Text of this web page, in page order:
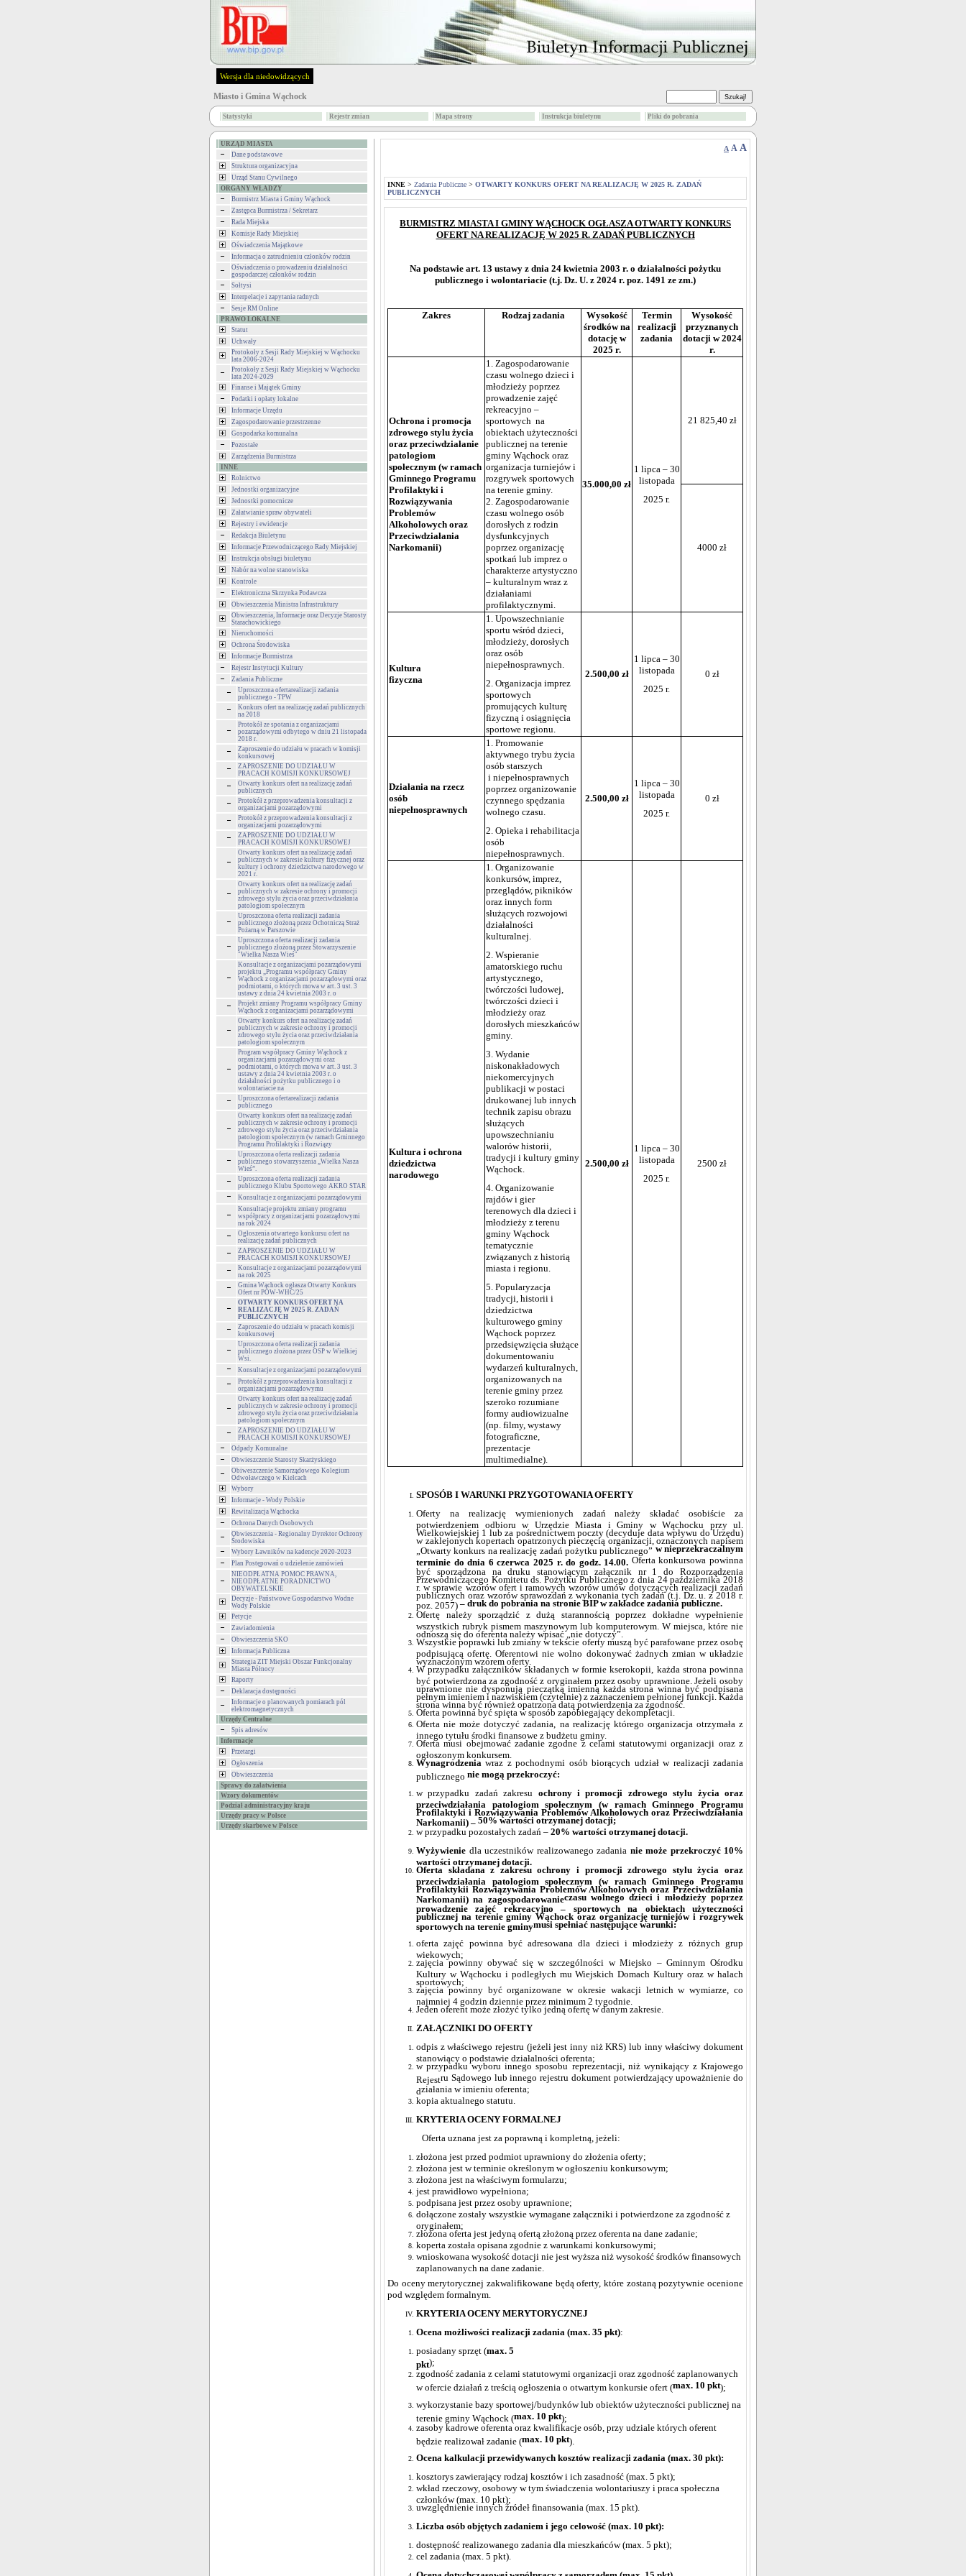
Wersja dla niedowidzących
Miasto i Gmina Wąchock
Statystyki Rejestr zmian Mapa strony Instrukcja biuletynu Pliki do pobrania
URZĄD MIASTA
Dane podstawowe
Struktura organizacyjna
Urząd Stanu Cywilnego
ORGANY WŁADZY
Burmistrz Miasta i Gminy Wąchock
Zastępca Burmistrza / Sekretarz
Rada Miejska
Komisje Rady Miejskiej
Oświadczenia Majątkowe
Informacja o zatrudnieniu członków rodzin
Oświadczenia o prowadzeniu działalności
gospodarczej członków rodzin
Sołtysi
Interpelacje i zapytania radnych
Sesje RM Online
PRAWO LOKALNE
Statut
Uchwały
Protokoły z Sesji Rady Miejskiej w Wąchocku
lata 2006-2024
Protokoły z Sesji Rady Miejskiej w Wąchocku
lata 2024-2029
Finanse i Majątek Gminy
Podatki i opłaty lokalne
Informacje Urzędu
Zagospodarowanie przestrzenne
Gospodarka komunalna
Pozostałe
Zarządzenia Burmistrza
INNE
Rolnictwo
Jednostki organizacyjne
Jednostki pomocnicze
Załatwianie spraw obywateli
Rejestry i ewidencje
Redakcja Biuletynu
Informacje Przewodniczącego Rady Miejskiej
Instrukcja obsługi biuletynu
Nabór na wolne stanowiska
Kontrole
Elektroniczna Skrzynka Podawcza
Obwieszczenia Ministra Infrastruktury
Obwieszczenia, Informacje oraz Decyzje Starosty
Starachowickiego
Nieruchomości
Ochrona Środowiska
Informacje Burmistrza
Rejestr Instytucji Kultury
Zadania Publiczne
Uproszczona ofertarealizacji zadania
publicznego - TPW
Konkurs ofert na realizację zadań publicznych
na 2018
Protokół ze spotania z organizacjami
pozarządowymi odbytego w dniu 21 listopada
2018 r.
Zaproszenie do udziału w pracach w komisji
konkursowej
ZAPROSZENIE DO UDZIAŁU W
PRACACH KOMISJI KONKURSOWEJ
Otwarty konkurs ofert na realizację zadań
publicznych
Protokół z przeprowadzenia konsultacji z
organizacjami pozarządowymi
Protokół z przeprowadzenia konsultacji z
organizacjami pozarządowymi
ZAPROSZENIE DO UDZIAŁU W
PRACACH KOMISJI KONKURSOWEJ
Otwarty konkurs ofert na realizację zadań
publicznych w zakresie kultury fizycznej oraz
kultury i ochrony dziedzictwa narodowego w
2021 r.
Otwarty konkurs ofert na realizację zadań
publicznych w zakresie ochrony i promocji
zdrowego stylu życia oraz przeciwdziałania
patologiom społecznym
Uproszczona oferta realizacji zadania
publicznego złożoną przez Ochotniczą Straż
Pożarną w Parszowie
Uproszczona oferta realizacji zadania
publicznego złożoną przez Stowarzyszenie
"Wielka Nasza Wieś"
Konsultacje z organizacjami pozarządowymi
projektu „Programu współpracy Gminy
Wąchock z organizacjami pozarządowymi oraz
podmiotami, o których mowa w art. 3 ust. 3
ustawy z dnia 24 kwietnia 2003 r. o
Projekt zmiany Programu współpracy Gminy
Wąchock z organizacjami pozarządowymi
Otwarty konkurs ofert na realizację zadań
publicznych w zakresie ochrony i promocji
zdrowego stylu życia oraz przeciwdziałania
patologiom społecznym
Program współpracy Gminy Wąchock z
organizacjami pozarządowymi oraz
podmiotami, o których mowa w art. 3 ust. 3
ustawy z dnia 24 kwietnia 2003 r. o
działalności pożytku publicznego i o
wolontariacie na
Uproszczona ofertarealizacji zadania
publicznego
Otwarty konkurs ofert na realizację zadań
publicznych w zakresie ochrony i promocji
zdrowego stylu życia oraz przeciwdziałania
patologiom społecznym (w ramach Gminnego
Programu Profilaktyki i Rozwiązy
Uproszczona oferta realizacji zadania
publicznego stowarzyszenia „Wielka Nasza
Wieś”.
Uproszczona oferta realizacji zadania
publicznego Klubu Sportowego AKRO STAR
Konsultacje z organizacjami pozarządowymi
Konsultacje projektu zmiany programu
współpracy z organizacjami pozarządowymi
na rok 2024
Ogłoszenia otwartego konkursu ofert na
realizację zadań publicznych
ZAPROSZENIE DO UDZIAŁU W
PRACACH KOMISJI KONKURSOWEJ
Konsultacje z organizacjami pozarządowymi
na rok 2025
Gmina Wąchock ogłasza Otwarty Konkurs
Ofert nr POW-WHC/25
OTWARTY KONKURS OFERT NA
REALIZACJĘ W 2025 R. ZADAŃ
PUBLICZNYCH
Zaproszenie do udziału w pracach komisji
konkursowej
Uproszczona oferta realizacji zadania
publicznego złożona przez OSP w Wielkiej
Wsi.
Konsultacje z organizacjami pozarządowymi
Protokół z przeprowadzenia konsultacji z
organizacjami pozarządowymu
Otwarty konkurs ofert na realizację zadań
publicznych w zakresie ochrony i promocji
zdrowego stylu życia oraz przeciwdziałania
patologiom społecznym
ZAPROSZENIE DO UDZIAŁU W
PRACACH KOMISJI KONKURSOWEJ
Odpady Komunalne
Obwieszczenie Starosty Skarżyskiego
Obiweszczenie Samorządowego Kolegium
Odwoławczego w Kielcach
Wybory
Informacje - Wody Polskie
Rewitalizacja Wąchocka
Ochrona Danych Osobowych
Obwieszczenia - Regionalny Dyrektor Ochrony
Środowiska
Wybory Ławników na kadencje 2020-2023
Plan Postępowań o udzielenie zamówień
NIEODPŁATNA POMOC PRAWNA,
NIEODPŁATNE PORADNICTWO
OBYWATELSKIE
Decyzje - Państwowe Gospodarstwo Wodne
Wody Polskie
Petycje
Zawiadomienia
Obwieszczenia SKO
Informacja Publiczna
Strategia ZIT Miejski Obszar Funkcjonalny
Miasta Północy
Raporty
Deklaracja dostępności
Informacje o planowanych pomiarach pól
elektromagnetycznych
Urzędy Centralne
Spis adresów
Informacje
Przetargi
Ogłoszenia
Obwieszczenia
Sprawy do załatwienia
Wzory dokumentów
Podział administracyjny kraju
Urzędy pracy w Polsce
Urzędy skarbowe w Polsce
A A A
INNE > Zadania Publiczne > OTWARTY KONKURS OFERT NA REALIZACJĘ W 2025 R. ZADAŃ
PUBLICZNYCH
BURMISTRZ MIASTA I GMINY WĄCHOCK OGŁASZA OTWARTY KONKURS
OFERT NA REALIZACJĘ W 2025 R. ZADAŃ PUBLICZNYCH
Na podstawie art. 13 ustawy z dnia 24 kwietnia 2003 r. o działalności pożytku
publicznego i wolontariacie (t.j. Dz. U. z 2024 r. poz. 1491 ze zm.)
Zakres Rodzaj zadania
Wysokość
środków na
dotację w
2025 r.
Termin
realizacji
zadania
Wysokość
przyznanych
dotacji w 2024
r.
Ochrona i promocja
zdrowego stylu życia
oraz przeciwdziałanie
patologiom
społecznym (w ramach
Gminnego Programu
Profilaktyki i
Rozwiązywania
Problemów
Alkoholowych oraz
Przeciwdziałania
Narkomanii)
1. Zagospodarowanie
czasu wolnego dzieci i
młodzieży poprzez
prowadzenie zajęć
rekreacyjno –
sportowych na
obiektach użyteczności
publicznej na terenie
gminy Wąchock oraz
organizacja turniejów i
rozgrywek sportowych
na terenie gminy.
2. Zagospodarowanie
czasu wolnego osób
dorosłych z rodzin
dysfunkcyjnych
poprzez organizację
spotkań lub imprez o
charakterze artystyczno
– kulturalnym wraz z
działaniami
profilaktycznymi.
35.000,00 zł
1 lipca – 30
listopada
2025 r.
21 825,40 zł
4000 zł
Kultura
fizyczna
1. Upowszechnianie
sportu wśród dzieci,
młodzieży, dorosłych
oraz osób
niepełnosprawnych.
2. Organizacja imprez
sportowych
promujących kulturę
fizyczną i osiągnięcia
sportowe regionu.
2.500,00 zł
1 lipca – 30
listopada
2025 r.
0 zł
Działania na rzecz
osób
niepełnosprawnych
1. Promowanie
aktywnego trybu życia
osób starszych
i niepełnosprawnych
poprzez organizowanie
czynnego spędzania
wolnego czasu.
2. Opieka i rehabilitacja
osób
niepełnosprawnych.
2.500,00 zł
1 lipca – 30
listopada
2025 r.
0 zł
Kultura i ochrona
dziedzictwa
narodowego
1. Organizowanie
konkursów, imprez,
przeglądów, pikników
oraz innych form
służących rozwojowi
działalności
kulturalnej.
2. Wspieranie
amatorskiego ruchu
artystycznego,
twórczości ludowej,
twórczości dzieci i
młodzieży oraz
dorosłych mieszkańców
gminy.
3. Wydanie
niskonakładowych
niekomercyjnych
publikacji w postaci
drukowanej lub innych
technik zapisu obrazu
służących
upowszechnianiu
walorów historii,
tradycji i kultury gminy
Wąchock.
4. Organizowanie
rajdów i gier
terenowych dla dzieci i
młodzieży z terenu
gminy Wąchock
tematycznie
związanych z historią
miasta i regionu.
5. Popularyzacja
tradycji, historii i
dziedzictwa
kulturowego gminy
Wąchock poprzez
przedsięwzięcia służące
dokumentowaniu
wydarzeń kulturalnych,
organizowanych na
terenie gminy przez
szeroko rozumiane
formy audiowizualne
(np. filmy, wystawy
fotograficzne,
prezentacje
multimedialne).
2.500,00 zł
1 lipca – 30
listopada
2025 r.
2500 zł
SPOSÓB I WARUNKI PRZYGOTOWANIA OFERTY
Oferty na realizację wymienionych zadań należy składać osobiście za
potwierdzeniem odbioru w Urzędzie Miasta i Gminy w Wąchocku przy ul.
Wielkowiejskiej 1 lub za pośrednictwem poczty (decyduje data wpływu do Urzędu)
w zaklejonych kopertach opatrzonych pieczęcią organizacji, oznaczonych napisem
„Otwarty konkurs na realizację zadań pożytku publicznego” w nieprzekraczalnym
terminie do dnia 6 czerwca 2025 r. do godz. 14.00. Oferta konkursowa powinna
być sporządzona na druku stanowiącym załącznik nr 1 do Rozporządzenia
Przewodniczącego Komitetu ds. Pożytku Publicznego z dnia 24 października 2018
r. w sprawie wzorów ofert i ramowych wzorów umów dotyczących realizacji zadań
publicznych oraz wzorów sprawozdań z wykonania tych zadań (t.j. Dz. u. z 2018 r.
poz. 2057) – druk do pobrania na stronie BIP w zakładce zadania publiczne.
Ofertę należy sporządzić z dużą starannością poprzez dokładne wypełnienie
wszystkich rubryk pismem maszynowym lub komputerowym. W miejsca, które nie
odnoszą się do oferenta należy wpisać „nie dotyczy”.
Wszystkie poprawki lub zmiany w tekście oferty muszą być parafowane przez osobę
podpisującą ofertę. Oferentowi nie wolno dokonywać żadnych zmian w układzie
wyznaczonym wzorem oferty.
W przypadku załączników składanych w formie kserokopii, każda strona powinna
być potwierdzona za zgodność z oryginałem przez osoby uprawnione. Jeżeli osoby
uprawnione nie dysponują pieczątką imienną każda strona winna być podpisana
pełnym imieniem i nazwiskiem (czytelnie) z zaznaczeniem pełnionej funkcji. Każda
strona winna być również opatrzona datą potwierdzenia za zgodność.
Oferta powinna być spięta w sposób zapobiegający dekompletacji.
Oferta nie może dotyczyć zadania, na realizację którego organizacja otrzymała z
innego tytułu środki finansowe z budżetu gminy.
Oferta musi obejmować zadanie zgodne z celami statutowymi organizacji oraz z
ogłoszonym konkursem.
Wynagrodzenia wraz z pochodnymi osób biorących udział w realizacji zadania
publicznego nie mogą przekroczyć:
w przypadku zadań zakresu ochrony i promocji zdrowego stylu życia oraz
przeciwdziałania patologiom społecznym (w ramach Gminnego Programu
Profilaktyki i Rozwiązywania Problemów Alkoholowych oraz Przeciwdziałania
Narkomanii) – 50% wartości otrzymanej dotacji;
w przypadku pozostałych zadań – 20% wartości otrzymanej dotacji.
Wyżywienie dla uczestników realizowanego zadania nie może przekroczyć 10%
wartości otrzymanej dotacji.
Oferta składanaz zakresuochrony i promocji zdrowego stylu życia oraz
przeciwdziałania patologiom społecznym (w ramach Gminnego Programu
Profilaktykii Rozwiązywania Problemów Alkoholowych oraz Przeciwdziałania
Narkomanii) na zagospodarowanieczasu wolnego dzieci i młodzieży poprzez
prowadzenie zajęć rekreacyjno – sportowych na obiektach użyteczności
publicznej na terenie gminy Wąchock oraz organizację turniejów i rozgrywek
sportowych na terenie gminymusi spełniać następujące warunki:
oferta zajęć powinna być adresowana dla dzieci i młodzieży z różnych grup
wiekowych;
zajęcia powinny obywać się w szczególności w Miejsko – Gminnym Ośrodku
Kultury w Wąchocku i podległych mu Wiejskich Domach Kultury oraz w halach
sportowych;
zajęcia powinny być organizowane w okresie wakacji letnich w wymiarze, co
najmniej 4 godzin dziennie przez minimum 2 tygodnie.
Jeden oferent może złożyć tylko jedną ofertę w danym zakresie.
ZAŁĄCZNIKI DO OFERTY
odpis z właściwego rejestru (jeżeli jest inny niż KRS) lub inny właściwy dokument
stanowiący o podstawie działalności oferenta;
w przypadku wyboru innego sposobu reprezentacji, niż wynikający z Krajowego
Rejestru Sądowego lub innego rejestru dokument potwierdzający upoważnienie do
działania w imieniu oferenta;
kopia aktualnego statutu.
KRYTERIA OCENY FORMALNEJ
Oferta uznana jest za poprawną i kompletną, jeżeli:
złożona jest przed podmiot uprawniony do złożenia oferty;
złożona jest w terminie określonym w ogłoszeniu konkursowym;
złożona jest na właściwym formularzu;
jest prawidłowo wypełniona;
podpisana jest przez osoby uprawnione;
dołączone zostały wszystkie wymagane załączniki i potwierdzone za zgodność z
oryginałem;
złożona oferta jest jedyną ofertą złożoną przez oferenta na dane zadanie;
koperta została opisana zgodnie z warunkami konkursowymi;
wnioskowana wysokość dotacji nie jest wyższa niż wysokość środków finansowych
zaplanowanych na dane zadanie.
Do oceny merytorycznej zakwalifikowane będą oferty, które zostaną pozytywnie ocenione
pod względem formalnym.
KRYTERIA OCENY MERYTORYCZNEJ
Ocena możliwości realizacji zadania (max. 35 pkt):
posiadany sprzęt (max. 5
pkt);
zgodność zadania z celami statutowymi organizacji oraz zgodność zaplanowanych
w ofercie działań z treścią ogłoszenia o otwartym konkursie ofert (max. 10 pkt);
wykorzystanie bazy sportowej/budynków lub obiektów użyteczności publicznej na
terenie gminy Wąchock (max. 10 pkt);
zasoby kadrowe oferenta oraz kwalifikacje osób, przy udziale których oferent
będzie realizował zadanie (max. 10 pkt).
Ocena kalkulacji przewidywanych kosztów realizacji zadania (max. 30 pkt):
kosztorys zawierający rodzaj kosztów i ich zasadność (max. 5 pkt);
wkład rzeczowy, osobowy w tym świadczenia wolontariuszy i praca społeczna
członków (max. 10 pkt);
uwzględnienie innych źródeł finansowania (max. 15 pkt).
Liczba osób objętych zadaniem i jego celowość (max. 10 pkt):
dostępność realizowanego zadania dla mieszkańców (max. 5 pkt);
cel zadania (max. 5 pkt).